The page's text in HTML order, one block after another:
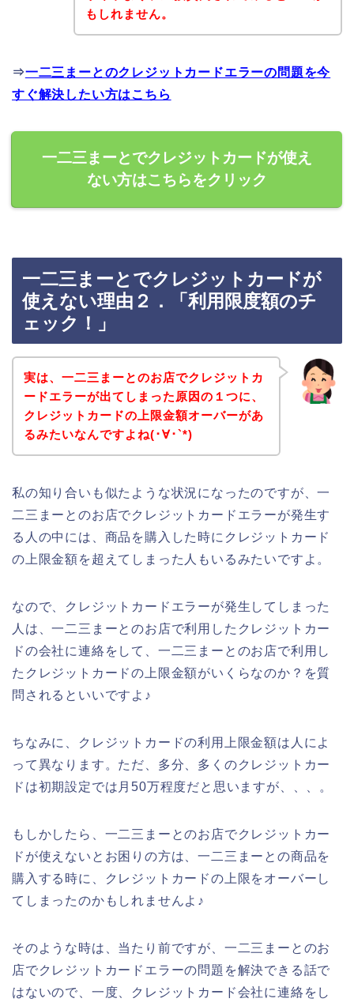
もしれません。
⇒一二三まーとのクレジットカードエラーの問題を今
すぐ解決したい方はこちら
一二三まーとでクレジットカードが使え
ない方はこちらをクリック
一二三まーとでクレジットカードが
使えない理由２．「利用限度額のチ
ェック！」
実は、一二三まーとのお店でクレジットカ
ードエラーが出てしまった原因の１つに、
クレジットカードの上限金額オーバーがあ
るみたいなんですよね(･∀･`*)
私の知り合いも似たような状況になったのですが、一
二三まーとのお店でクレジットカードエラーが発生す
る人の中には、商品を購入した時にクレジットカード
の上限金額を超えてしまった人もいるみたいですよ。
なので、クレジットカードエラーが発生してしまった
人は、一二三まーとのお店で利用したクレジットカー
ドの会社に連絡をして、一二三まーとのお店で利用し
たクレジットカードの上限金額がいくらなのか？を質
問されるといいですよ♪
ちなみに、クレジットカードの利用上限金額は人によ
って異なります。ただ、多分、多くのクレジットカー
ドは初期設定では月50万程度だと思いますが、、、。
もしかしたら、一二三まーとのお店でクレジットカー
ドが使えないとお困りの方は、一二三まーとの商品を
購入する時に、クレジットカードの上限をオーバーし
てしまったのかもしれませんよ♪
そのような時は、当たり前ですが、一二三まーとのお
店でクレジットカードエラーの問題を解決できる話で
はないので、一度、クレジットカード会社に連絡をし